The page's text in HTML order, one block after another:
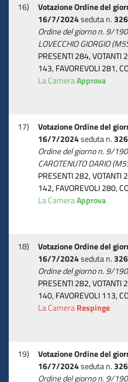
16) Votazione Ordine del
16/7/2024seduta n.326
Ordine del giorno n. 9/
LOVECCHIO GIORGIO
PRESENTI 284, VOTANTI
143, FAVOREVOLI 281,
La CameraApprova
17) Votazione Ordine del
16/7/2024seduta n.326
Ordine del giorno n. 9/
CAROTENUTO DARIO
PRESENTI 282, VOTANTI
142, FAVOREVOLI 280,
La CameraApprova
18) Votazione Ordine del
16/7/2024seduta n.326
Ordine del giorno n. 9/
PRESENTI 282, VOTANTI
140, FAVOREVOLI 113,
La CameraRespinge
19) Votazione Ordine del
16/7/2024seduta n.326
Ordine del giorno n. 9/